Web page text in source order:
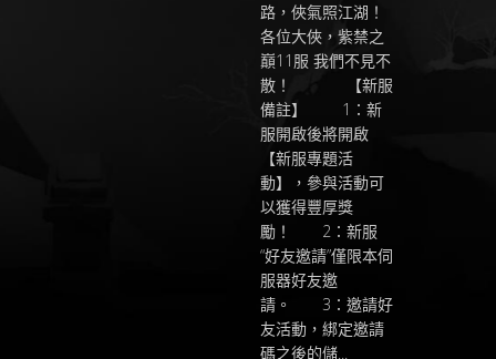
路，俠氣照江湖！
各位大俠，紫禁之
巔11服 我們不見不
散！ 【新服
備註】 1：新
服開啟後將開啟
【新服專題活
動】，參與活動可
以獲得豐厚獎
勵！ 2：新服
“好友邀請”僅限本伺
服器好友邀
請。 3：邀請好
友活動，綁定邀請
碼之後的儲...